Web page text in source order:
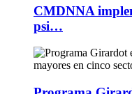
CMDNNA
psi…